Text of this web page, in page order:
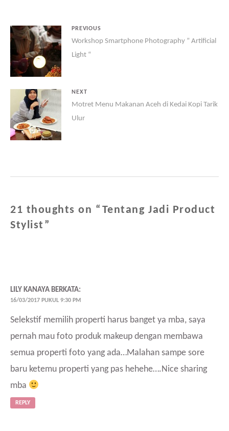
PREVIOUS
Workshop Smartphone Photography ” Artificial
Light “
NEXT
Motret Menu Makanan Aceh di Kedai Kopi Tarik
Ulur
21 thoughts on “ Tentang Jadi Product
Stylist ”
LILY KANAYA BERKATA:
16/03/2017 PUKUL 9:30 PM
Selekstif memilih properti harus banget ya mba, saya
pernah mau foto produk makeup dengan membawa
semua properti foto yang ada…Malahan sampe sore
baru ketemu properti yang pas hehehe….Nice sharing
mba
REPLY